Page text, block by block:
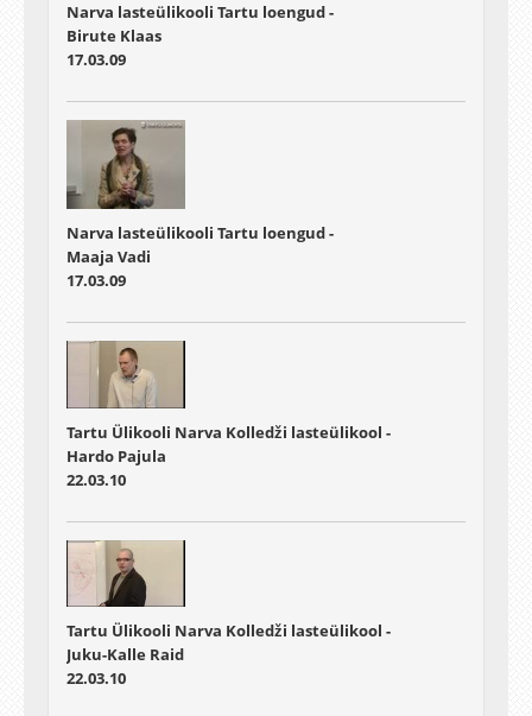
Narva lasteülikooli Tartu loengud -
Birute Klaas
17.03.09
Narva lasteülikooli Tartu loengud -
Maaja Vadi
17.03.09
Tartu Ülikooli Narva Kolledži lasteülikool -
Hardo Pajula
22.03.10
Tartu Ülikooli Narva Kolledži lasteülikool -
Juku-Kalle Raid
22.03.10